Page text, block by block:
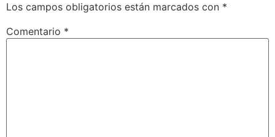
Los campos obligatorios están marcados con *
Comentario *